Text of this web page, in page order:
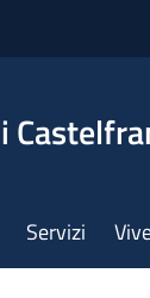
Servizi